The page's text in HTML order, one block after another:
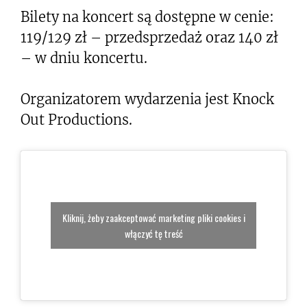
Bilety na koncert są dostępne w cenie:
119/129 zł – przedsprzedaż oraz 140 zł
– w dniu koncertu.
Organizatorem wydarzenia jest Knock
Out Productions.
Kliknij, żeby zaakceptować marketing pliki cookies i
włączyć tę treść